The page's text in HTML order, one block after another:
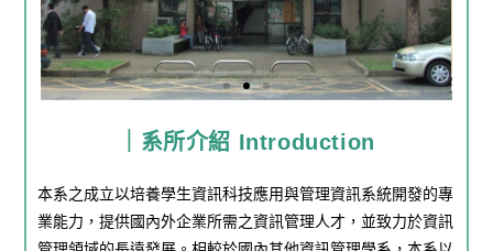
｜系所介紹 Introduction
本系之成立以培養學生資訊科技應用與管理資訊系統開發的專
業能力，提供國內外企業所需之資訊管理人才，並致力於資訊